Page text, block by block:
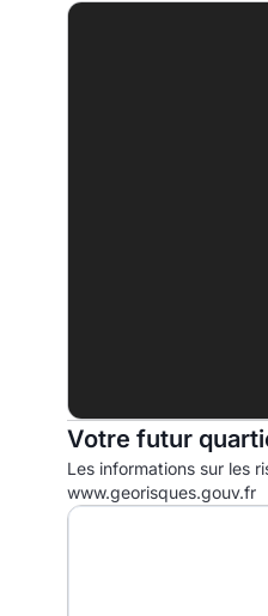
Votre futur
Les informations sur les
www.georisques.gouv.fr